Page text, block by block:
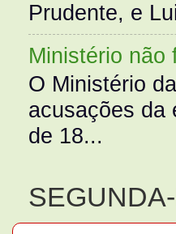
Prudente, e
Ministério não
O Ministério
acusações da
de 18...